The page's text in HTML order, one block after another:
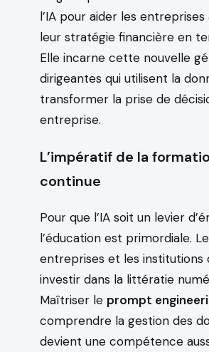
l’IA pour aider les
leur stratégie financière en
Elle incarne cette nouvelle
dirigeantes qui utilisent la
transformer la prise de
entreprise.
L’impératif de la
continue
Pour que l’IA soit un levier
l’éducation est primordiale.
entreprises et les institutions
investir dans la littératie
Maîtriser le prompt
comprendre la gestion des
devient une compétence